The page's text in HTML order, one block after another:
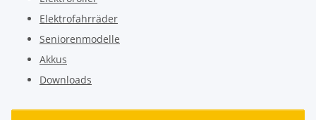
Elektrofahrräder
Seniorenmodelle
Akkus
Downloads